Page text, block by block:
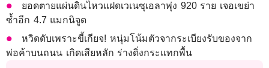
ยอดตายแผ่นดินไหวแฝดเวเนซุเอลาพุ่ง 920 ราย เจอเขย่า
ซ้ำอีก 4.7 แมกนิจูด
หวิดดับเพราะขี้เกียจ! หนุ่มโน้มตัวจากระเบียงรับของจาก
พ่อค้าบนถนน เกิดเสียหลัก ร่างดิ่งกระแทกพื้น